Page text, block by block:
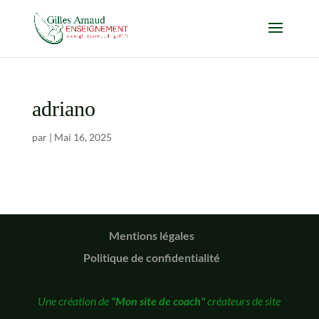
adriano
par | Mai 16, 2025
Mentions légales
Politique de confidentialité
Une création de "Mon site de coach"créateurs de site